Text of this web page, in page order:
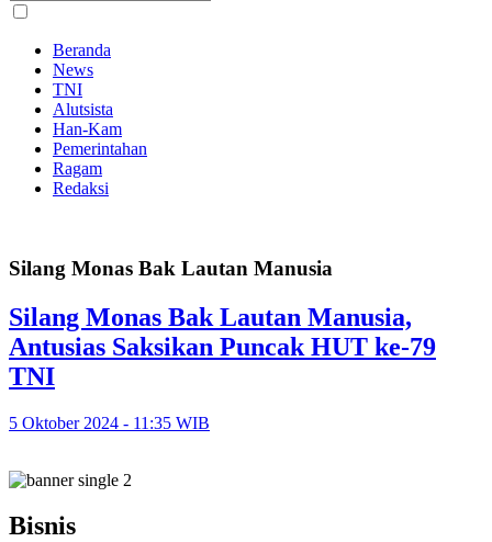
Beranda
News
TNI
Alutsista
Han-Kam
Pemerintahan
Ragam
Redaksi
Silang Monas Bak Lautan Manusia
Silang Monas Bak Lautan Manusia,
Antusias Saksikan Puncak HUT ke-79
TNI
5 Oktober 2024 - 11:35 WIB
Bisnis